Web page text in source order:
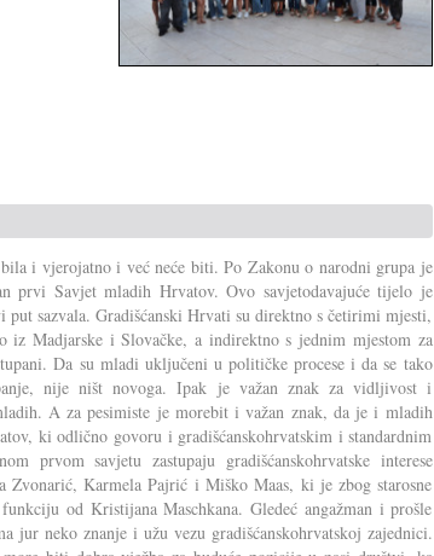
i vjerojatno i već neće biti. Po Zakonu o narodni grupa je
prvi Savjet mladih Hrvatov. Ovo savjetodavajuće tijelo je
put sazvala. Gradišćanski Hrvati su direktno s četirimi mjesti,
Madjarske i Slovačke, a indirektno s jednim mjestom za
Da su mladi uključeni u političke procese i da se tako
nije ništ novoga. Ipak je važan znak za vidljivost i
A za pesimiste je morebit i važan znak, da je i mladih
ki odlično govoru i gradišćanskohrvatskim i standardnim
prvom savjetu zastupaju gradišćanskohrvatske interese
Zvonarić, Karmela Pajrić i Miško Maas, ki je zbog starosne
od Kristijana Maschkana. Gledeć angažman i prošle
jur neko znanje i užu vezu gradišćanskohrvatskoj zajednici.